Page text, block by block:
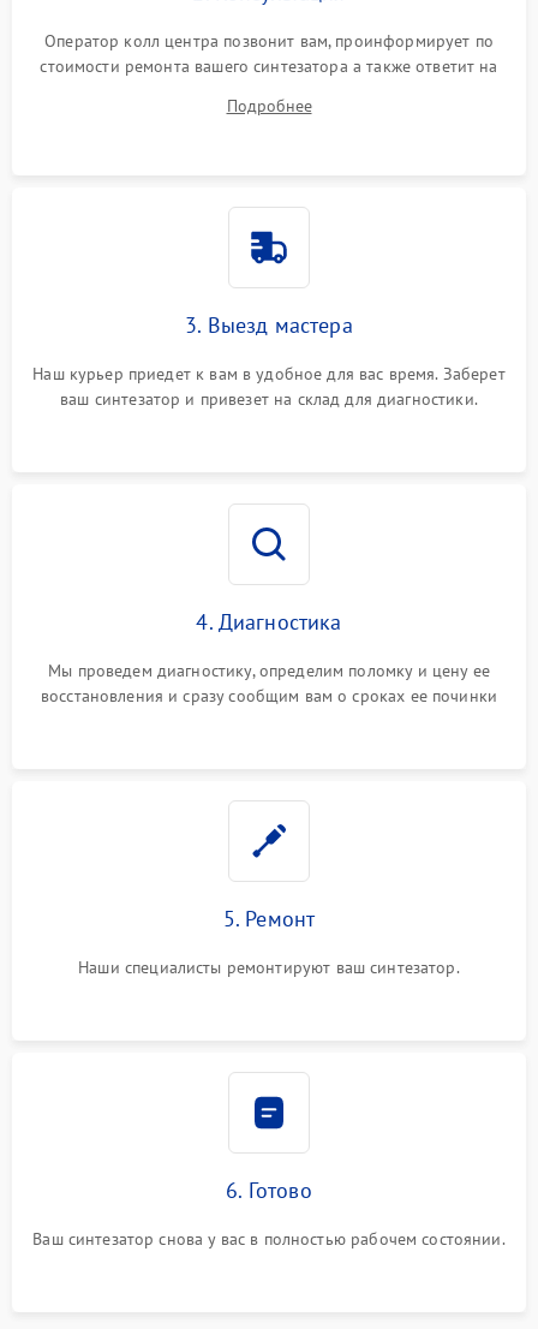
Оператор колл центра позвонит вам, проинформирует по
стоимости ремонта вашего синтезатора а также ответит на
Подробнее
3. Выезд мастера
Наш курьер приедет к вам в удобное для вас время. Заберет
ваш синтезатор и привезет на склад для диагностики.
4. Диагностика
Мы проведем диагностику, определим поломку и цену ее
восстановления и сразу сообщим вам о сроках ее починки
5. Ремонт
Наши специалисты ремонтируют ваш синтезатор.
6. Готово
Ваш синтезатор снова у вас в полностью рабочем состоянии.